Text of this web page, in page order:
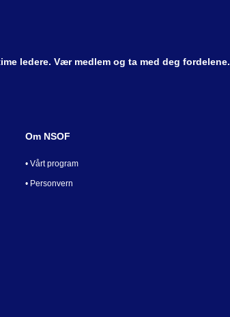
ledere. Vær medlem og ta med deg fordelene.
Om NSOF
• Vårt program
• Personvern